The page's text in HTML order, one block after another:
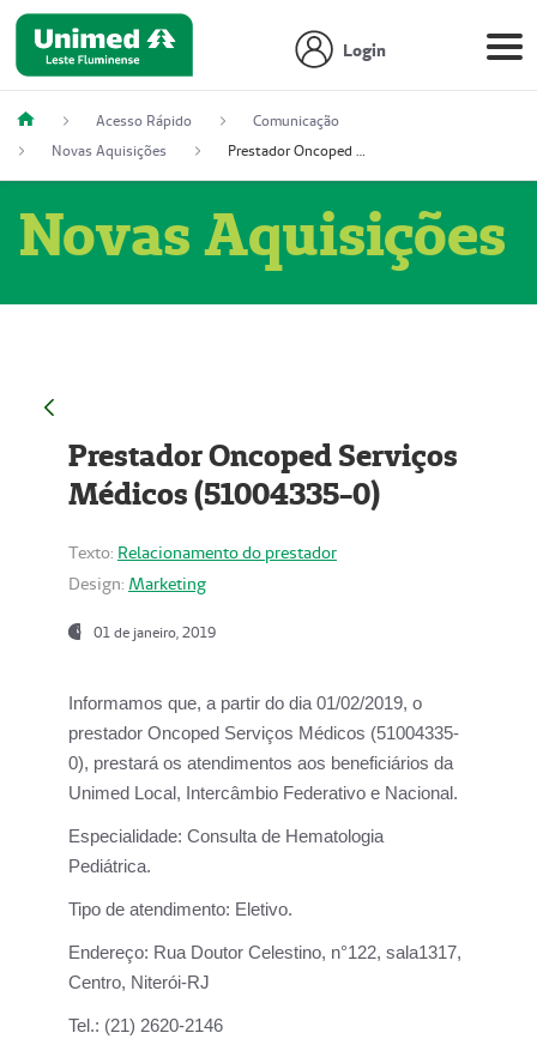
Login
Acesso Rápido
Comunicação
Novas Aquisições
Prestador Oncoped Serviços Médicos (51004335-0)
Novas Aquisições
Prestador Oncoped Serviços
Médicos (51004335-0)
Texto: Relacionamento do prestador
Design: Marketing
01 de janeiro, 2019
Informamos que, a partir do dia 01/02/2019, o
prestador Oncoped Serviços Médicos (51004335-
0), prestará os atendimentos aos beneficiários da
Unimed Local, Intercâmbio Federativo e Nacional.
Especialidade: Consulta de Hematologia
Pediátrica.
Tipo de atendimento: Eletivo.
Endereço: Rua Doutor Celestino, n°122, sala1317,
Centro, Niterói-RJ
Tel.: (21) 2620-2146